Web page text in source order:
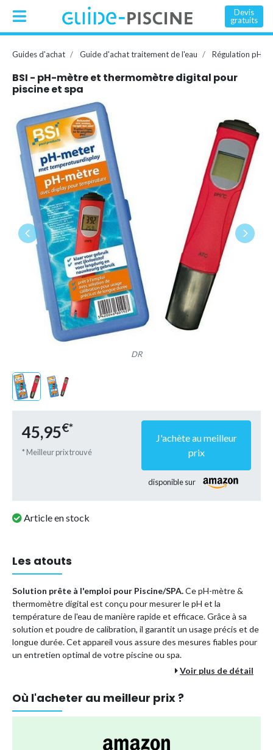
Devis
gratuits
Guides d'achat Guide d'achat traitement de l'eau Régulation pH
BSI - pH-mètre et thermomètre digital pour
piscine et spa
DR
45,95€*
* Meilleur prix trouvé
J'achète au meilleur
prix
disponible sur
Article en stock
Les atouts
Solution prête à l'emploi pour Piscine/SPA.Ce pH-mètre &
thermomètre digital est conçu pour mesurer le pH et la
température de l'eau de manière rapide et efficace. Grâce à sa
solution et poudre de calibration, il garantit un usage précis et de
longue durée. Cet appareil vous assure des mesures fiables pour
un entretien optimal de votre piscine ou spa.
Fonctions : mesure du pH et de la température
Régulation pH
Voir plus de détail
Où l'acheter au meilleur prix ?